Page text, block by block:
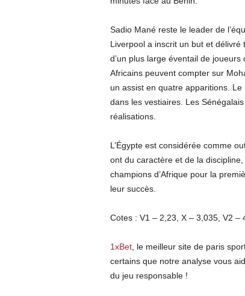
Sadio Mané reste le leader de
Liverpool a inscrit un but et
d’un plus large éventail de
Africains peuvent compter sur
un assist en quatre apparitions.
dans les vestiaires. Les
réalisations.
L’Égypte est considérée comme
ont du caractère et de la
champions d’Afrique pour la
leur succès.
Cotes : V1 – 2,23, X – 3,035, V2 –
1xBet, le meilleur site de paris
certains que notre analyse vous
du jeu responsable !